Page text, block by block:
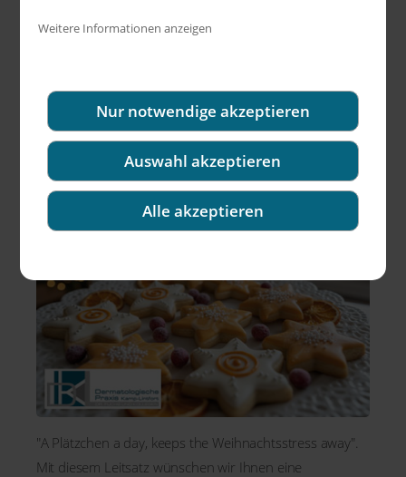
Weitere Informationen anzeigen
Nur notwendige akzeptieren
Auswahl akzeptieren
Alle akzeptieren
wünscht Ihnen die Dermatologische
Praxis Dr. Fuchs und Kollegen in Kamp-
Lintfort!
"A Plätzchen a day, keeps the Weihnachtsstress away".
Mit diesem Leitsatz wünschen wir Ihnen eine